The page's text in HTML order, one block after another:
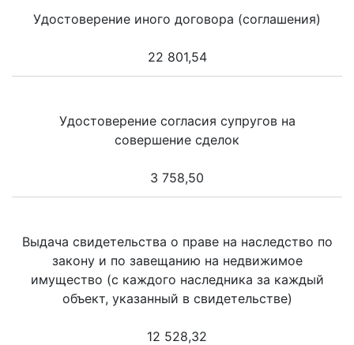
Удостоверение иного договора (соглашения)
22 801,54
Удостоверение согласия супругов на
совершение сделок
3 758,50
Выдача свидетельства о праве на наследство по
закону и по завещанию на недвижимое
имущество (с каждого наследника за каждый
объект, указанный в свидетельстве)
12 528,32